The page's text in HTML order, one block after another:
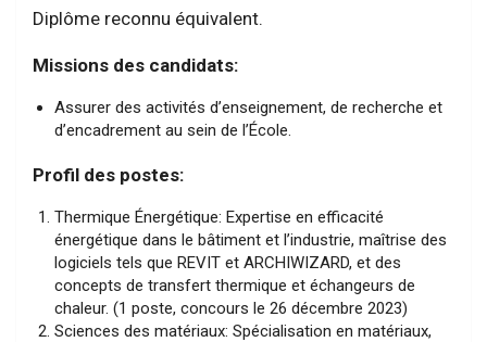
Diplôme reconnu équivalent.
Missions des candidats:
Assurer des activités d’enseignement, de recherche et
d’encadrement au sein de l’École.
Profil des postes:
Thermique Énergétique: Expertise en efficacité
énergétique dans le bâtiment et l’industrie, maîtrise des
logiciels tels que REVIT et ARCHIWIZARD, et des
concepts de transfert thermique et échangeurs de
chaleur. (1 poste, concours le 26 décembre 2023)
Sciences des matériaux: Spécialisation en matériaux,